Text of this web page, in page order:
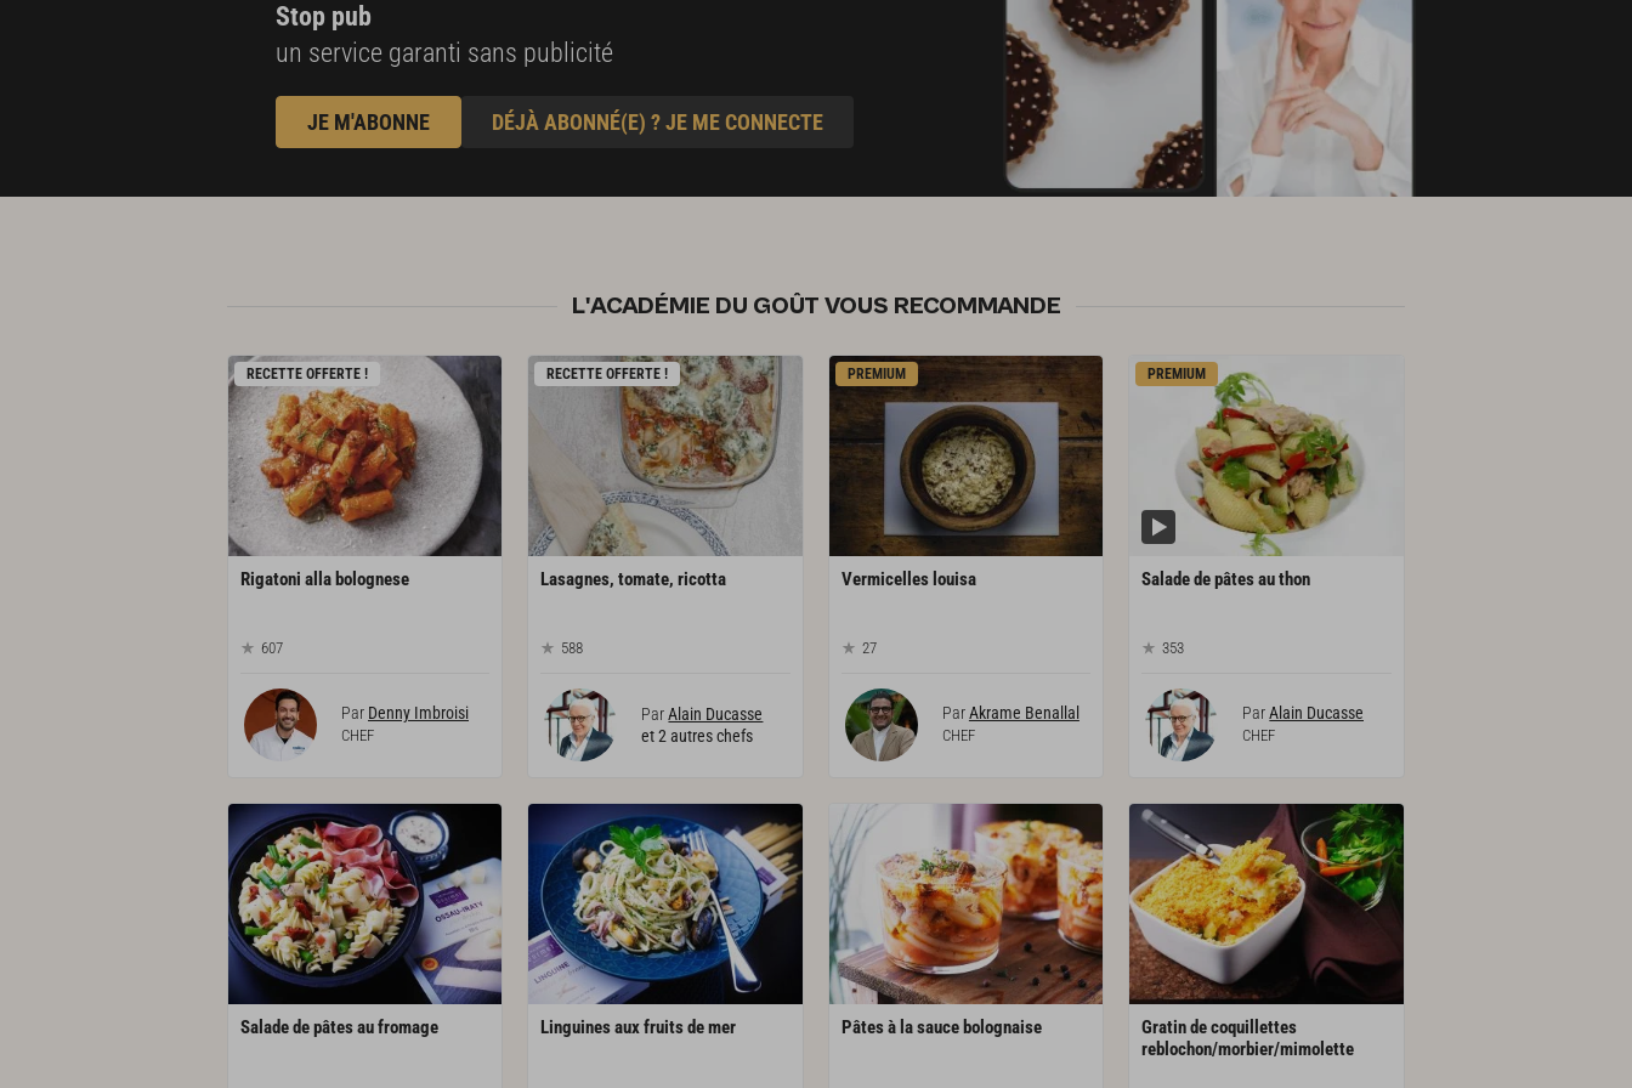
Stop pub
un service garanti sans publicité
JE M'ABONNE DÉJÀ ABONNÉ(E) ? JE ME CONNECTE
L'ACADÉMIE DU GOÛT VOUS RECOMMANDE
RECETTE OFFERTE !
Rigatoni alla bolognese
607
Par Denny Imbroisi
CHEF
RECETTE OFFERTE !
Lasagnes, tomate, ricotta
588
ParAlain Ducasse
et 2 autres chefs
PREMIUM
Vermicelles louisa
27
ParAkrame Benallal
CHEF
PREMIUM
Saladedepâtesauthon
353
ParAlain Ducasse
CHEF
Saladedepâtesaufromage Linguinesauxfruitsdemer Pâtesà lasauce bolognaise
Gratin de coquillettes
reblochon/morbier/mimolette